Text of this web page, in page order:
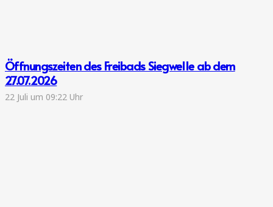
Öffnungszeiten des Freibads Siegwelle ab dem
27.07.2026
22 Juli um 09:22 Uhr